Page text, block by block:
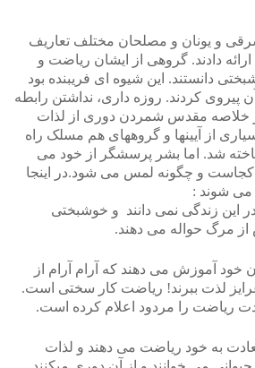
و یونان و مصلحان مختلف تعاریف
دادند. گروهی از ایشان ریاضت و
دانستند. این شیوه ای فریبنده بود
پیروی کردند. روزه داری، نداشتن رابطه
خلاصه مقدس شمردن دوری از لذات
از آیینها و گروههای هم مسلک راه
شد. اما بشر پرسشگر از خود می
و چگونه لمس می شود.در اینجا
می شوند :
این زندگی نمی دانند و خوشبختی
از مرگ حواله می دهند.
خود آموزش می دهند که آرام آرام از
لذت ببرند! ریاضت کار سختی است.
ریاضت را مردود اعلام کرده است.
به خود ریاضت می دهند و لذات